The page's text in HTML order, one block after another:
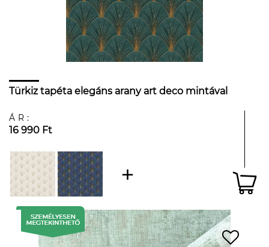
Türkiz tapéta elegáns arany art deco mintával
ÁR:
16 990 Ft